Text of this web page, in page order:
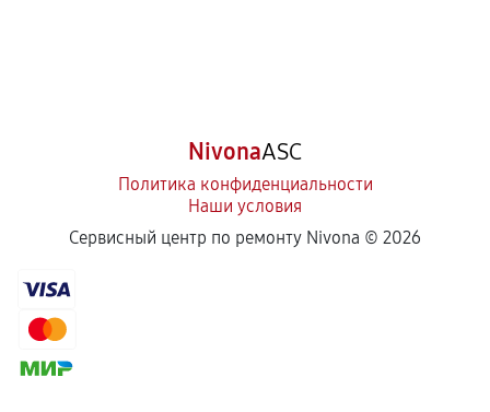
NivonaASC
Политика конфиденциальности
Наши условия
Сервисный центр по ремонту Nivona © 2026